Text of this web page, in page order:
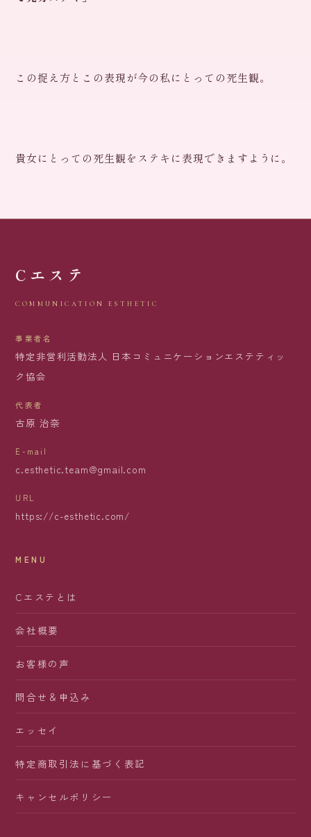
この捉え方とこの表現が今の私にとっての死生観。
貴女にとっての死生観をステキに表現できますように。
Cエステ
COMMUNICATION ESTHETIC
事業者名
特定非営利活動法人 日本コミュニケーションエステティッ
ク協会
代表者
古原 治奈
E-mail
c.esthetic.team@gmail.com
URL
https://c-esthetic.com/
MENU
Cエステとは
会社概要
お客様の声
問合せ＆申込み
エッセイ
特定商取引法に基づく表記
キャンセルポリシー